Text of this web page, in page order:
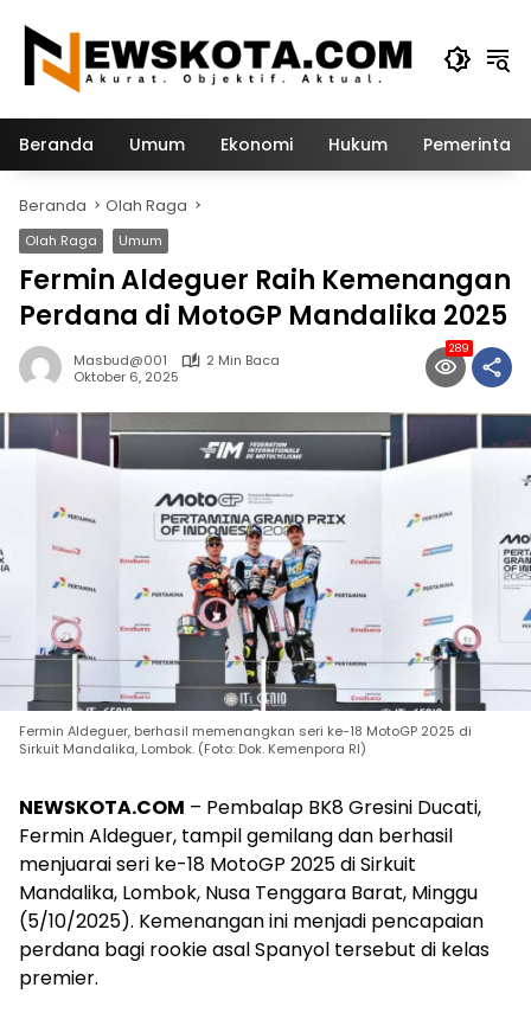
konten
Beranda Umum Ekonomi Hukum
Beranda Olah Raga
Olah Raga Umum
Fermin Aldeguer Raih Kemenangan
Perdana di MotoGP Mandalika 2025
Masbud@001
2 Min Baca
Oktober 6, 2025
289
Fermin Aldeguer, berhasil memenangkan seri ke-18 MotoGP 2025 di
Sirkuit Mandalika, Lombok. (Foto: Dok. Kemenpora RI)
NEWSKOTA.COM – Pembalap BK8 Gresini Ducati,
Fermin Aldeguer, tampil gemilang dan berhasil
menjuarai seri ke-18 MotoGP 2025 di Sirkuit
Mandalika, Lombok, Nusa Tenggara Barat, Minggu
(5/10/2025). Kemenangan ini menjadi pencapaian
perdana bagi rookie asal Spanyol tersebut di kelas
premier.